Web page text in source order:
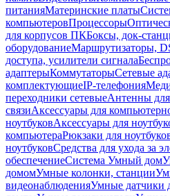
питанияМатеринские платы
компьютеровПроцессоры
для корпусов ПКБоксы, док-
оборудованиеМаршрутизаторы,
доступа, усилители сигнала
адаптерыКоммутаторыСетевые
комплектующиеIP-телефония
переходники сетевыеАнтенны
связиАксессуары для
ноутбуковАксессуары для
компьютераРюкзаки для
ноутбуковСредства для ухода за
обеспечениеСистема Умный дом
домомУмные колонки, станции
видеонаблюденияУмные датчики